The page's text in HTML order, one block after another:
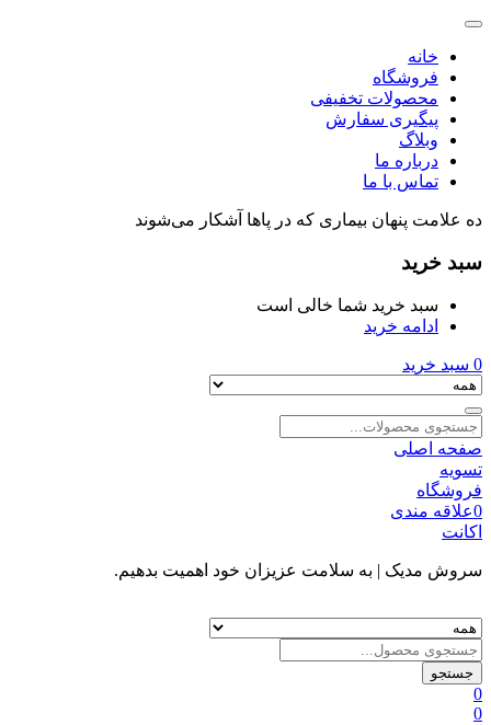
خانه
فروشگاه
محصولات تخفیفی
پیگیری سفارش
وبلاگ
درباره ما
تماس با ما
ده علامت پنهان بیماری که در پاها آشکار می‌‌شوند
سبد خرید
سبد خرید شما خالی است
ادامه خرید
0 سبد خرید
صفحه اصلی
تسویه
فروشگاه
0علاقه مندی
اکانت
سروش مدیک | به سلامت عزیزان خود اهمیت بدهیم.
جستجو
0
0